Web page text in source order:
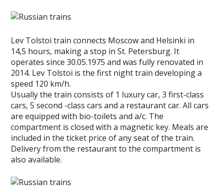
Lev Tolstoi train connects Moscow and Helsinki in
14,5 hours, making a stop in St. Petersburg. It
operates since 30.05.1975 and was fully renovated in
2014. Lev Tolstoi is the first night train developing a
speed 120 km/h.
Usually the train consists of 1 luxury car, 3 first-class
cars, 5 second -class cars and a restaurant car. All cars
are equipped with bio-toilets and a/c. The
compartment is closed with a magnetic key. Meals are
included in the ticket price of any seat of the train.
Delivery from the restaurant to the compartment is
also available.